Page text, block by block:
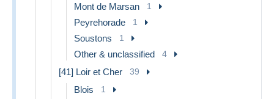
Mont de Marsan 1
Peyrehorade 1
Soustons 1
Other & unclassified 4
[41] Loir et Cher 39
Blois 1